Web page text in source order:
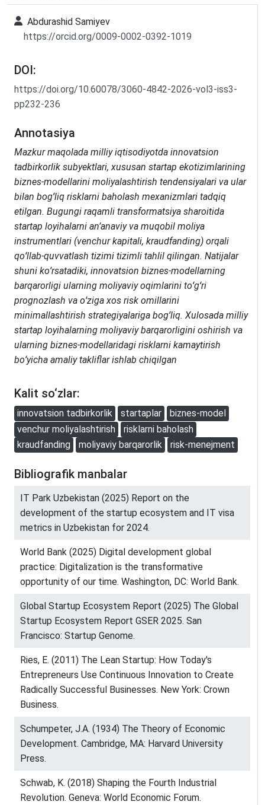
Abdurashid Samiyev
https://orcid.org/0009-0002-0392-1019
DOI:
https://doi.org/10.60078/3060-4842-2026-vol3-iss3-
pp232-236
Annotasiya
Mazkur maqolada milliy iqtisodiyotda innovatsion
tadbirkorlik subyektlari, xususan startap ekotizimlarining
biznes-modellarini moliyalashtirish tendensiyalari va ular
bilan bogʻliq risklarni baholash mexanizmlari tadqiq
etilgan. Bugungi raqamli transformatsiya sharoitida
startap loyihalarni an’anaviy va muqobil moliya
instrumentlari (venchur kapitali, kraudfanding) orqali
qoʻllab-quvvatlash tizimi tizimli tahlil qilingan. Natijalar
shuni koʻrsatadiki, innovatsion biznes-modellarning
barqarorligi ularning moliyaviy oqimlarini toʻgʻri
prognozlash va oʻziga xos risk omillarini
minimallashtirish strategiyalariga bogʻliq. Xulosada milliy
startap loyihalarning moliyaviy barqarorligini oshirish va
ularning biznes-modellaridagi risklarni kamaytirish
boʻyicha amaliy takliflar ishlab chiqilgan
Kalit so‘zlar:
innovatsion tadbirkorlik startaplar
biznes-model
venchur moliyalashtirish
risklarni baholash
kraudfanding
moliyaviy barqarorlik risk-menejment
Bibliografik manbalar
IT Park Uzbekistan (2025) Report on the
development of the startup ecosystem and IT visa
metrics in Uzbekistan for 2024.
World Bank (2025) Digital development global
practice: Digitalization is the transformative
opportunity of our time. Washington, DC: World Bank.
Global Startup Ecosystem Report (2025) The Global
Startup Ecosystem Report GSER 2025. San
Francisco: Startup Genome.
Ries, E. (2011) The Lean Startup: How Today's
Entrepreneurs Use Continuous Innovation to Create
Radically Successful Businesses. New York: Crown
Business.
Schumpeter, J.A. (1934) The Theory of Economic
Development. Cambridge, MA: Harvard University
Press.
Schwab, K. (2018) Shaping the Fourth Industrial
Revolution. Geneva: World Economic Forum.